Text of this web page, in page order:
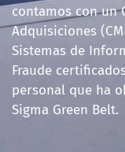
contamos con un
Adquisiciones
Sistemas de
Fraude
personal que ha
Sigma Green Belt.